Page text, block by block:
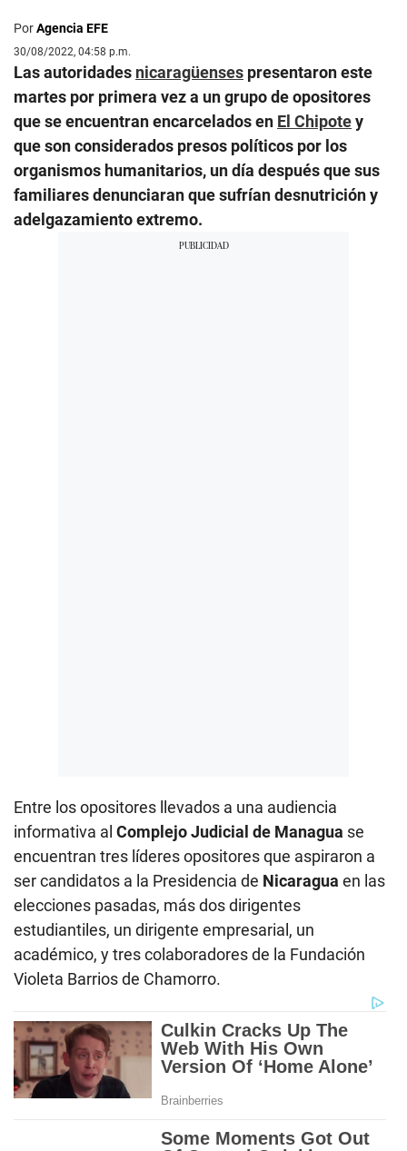
PorAgencia EFE
30/08/2022, 04:58 p.m.
Las autoridades nicaragüenses presentaron este
martes por primera vez a un grupo de opositores
que se encuentran encarcelados en El Chipotey
que son considerados presos políticos por los
organismos humanitarios, un día después que sus
familiares denunciaran que sufrían desnutrición y
adelgazamiento extremo.
Entre los opositores llevados a una audiencia
informativa al Complejo Judicial de Managua se
encuentran tres líderes opositores que aspiraron a
ser candidatos a la Presidencia de Nicaragua en las
elecciones pasadas, más dos dirigentes
estudiantiles, un dirigente empresarial, un
académico, y tres colaboradores de la Fundación
Violeta Barrios de Chamorro.